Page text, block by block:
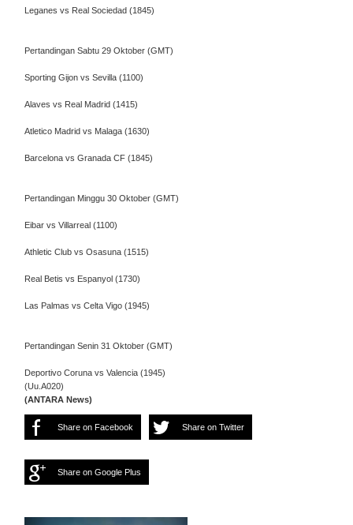
Leganes vs Real Sociedad (1845)
Pertandingan Sabtu 29 Oktober (GMT)
Sporting Gijon vs Sevilla (1100)
Alaves vs Real Madrid (1415)
Atletico Madrid vs Malaga (1630)
Barcelona vs Granada CF (1845)
Pertandingan Minggu 30 Oktober (GMT)
Eibar vs Villarreal (1100)
Athletic Club vs Osasuna (1515)
Real Betis vs Espanyol (1730)
Las Palmas vs Celta Vigo (1945)
Pertandingan Senin 31 Oktober (GMT)
Deportivo Coruna vs Valencia (1945)
(Uu.A020)
(ANTARA News)
Share on Facebook Share on Twitter
Share on Google Plus